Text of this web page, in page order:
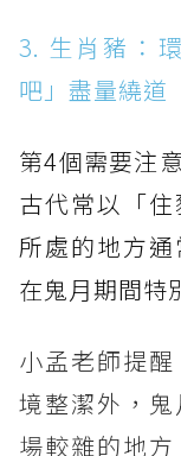
3. 生肖豬：
吧」盡量繞道
第4個需要注
古代常以「
所處的地方
在鬼月期間特
小孟老師提
境整潔外，
場較雜的地